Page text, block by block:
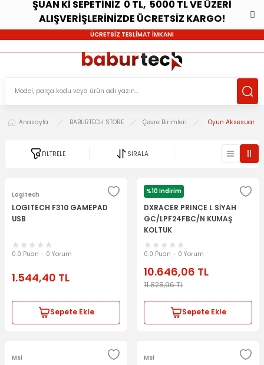
ŞUAN Kİ SEPETİNİZ 0 TL, 5000 TL VE ÜZERİ
ALIŞVERİŞLERİNİZDE ÜCRETSİZ KARGO!
ÜCRETSİZ TESLİMAT İMKANI
Anasayfa BABURTECH STORE Çevre Birimleri Oyun Aksesuar
FİLTRELE SIRALA
Logitech
LOGITECH F310 GAMEPAD
USB
0.0 Puan - 0 Yorum
1.544,40 TL
Sepete Ekle
%10 İndirim
DXRACER
DXRACER PRINCE L SİYAH
GC/LPF24FBC/N KUMAŞ
KOLTUK
0.0 Puan - 0 Yorum
10.646,06 TL
11.828,96TL
Sepete Ekle
Msi Msi